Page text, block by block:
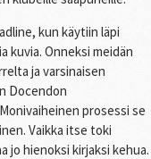
kun käytiin läpi
kuvia. Onneksi meidän
ja varsinaisen
Docendon
prosessi se
Vaikka itse toki
jo hienoksi kirjaksi kehua.